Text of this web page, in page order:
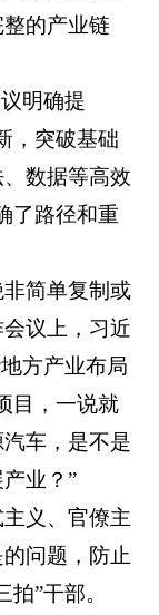
的产业链
明确提
，突破基础
数据等高效
了路径和重
简单复制或
议上，习近
方产业布局
目，一说就
车，是不是
业？”
义、官僚主
问题，防止
”干部。